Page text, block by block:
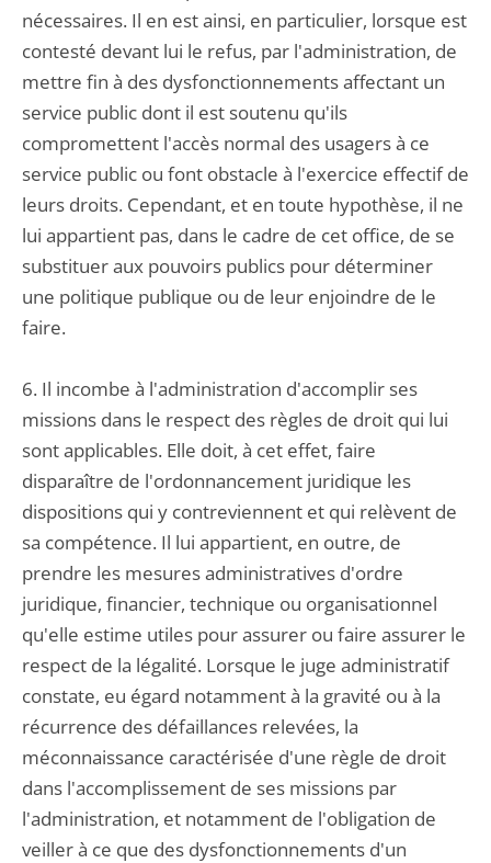
nécessaires. Il en est ainsi, en particulier, lorsque est
contesté devant lui le refus, par l'administration, de
mettre fin à des dysfonctionnements affectant un
service public dont il est soutenu qu'ils
compromettent l'accès normal des usagers à ce
service public ou font obstacle à l'exercice effectif de
leurs droits. Cependant, et en toute hypothèse, il ne
lui appartient pas, dans le cadre de cet office, de se
substituer aux pouvoirs publics pour déterminer
une politique publique ou de leur enjoindre de le
faire.
6. Il incombe à l'administration d'accomplir ses
missions dans le respect des règles de droit qui lui
sont applicables. Elle doit, à cet effet, faire
disparaître de l'ordonnancement juridique les
dispositions qui y contreviennent et qui relèvent de
sa compétence. Il lui appartient, en outre, de
prendre les mesures administratives d'ordre
juridique, financier, technique ou organisationnel
qu'elle estime utiles pour assurer ou faire assurer le
respect de la légalité. Lorsque le juge administratif
constate, eu égard notamment à la gravité ou à la
récurrence des défaillances relevées, la
méconnaissance caractérisée d'une règle de droit
dans l'accomplissement de ses missions par
l'administration, et notamment de l'obligation de
veiller à ce que des dysfonctionnements d'un